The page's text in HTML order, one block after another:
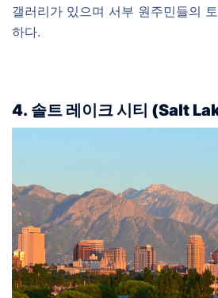
갤러리가 있으며 서부 원주민들의
하다.
4. 솔트 레이크 시티 (Salt